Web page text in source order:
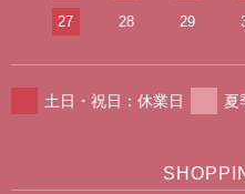
27 28 29
土日・祝日：休業日 夏